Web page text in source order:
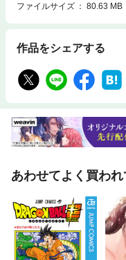
ファイルサイズ
80.63 MB
作品をシェアする
あわせてよく買わ